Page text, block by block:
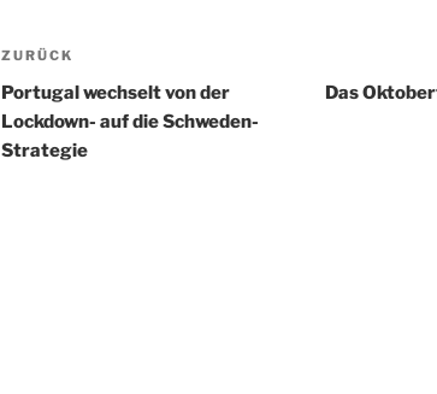
Beitragsnavigation
Vorheriger
Beitrag
ZURÜCK
Portugal wechselt von der
Lockdown- auf die Schweden-
Strategie
Das